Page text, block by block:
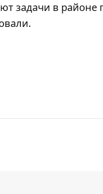
задачи в районе